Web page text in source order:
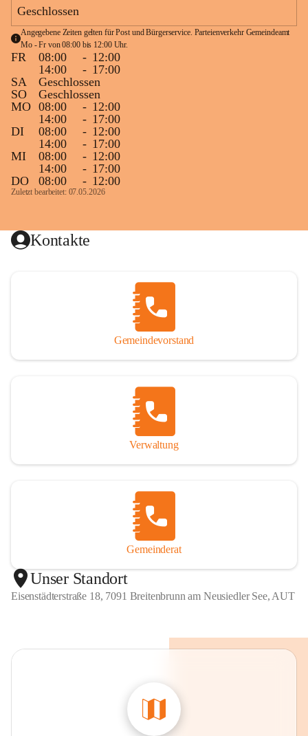
Geschlossen
Angegebene Zeiten gelten für Post und Bürgerservice. Parteienverkehr Gemeindeamt
Mo - Fr von 08:00 bis 12:00 Uhr.
FR 08:00 - 12:00
14:00
- 17:00
SA
Geschlossen
SO
Geschlossen
MO 08:00 - 12:00
14:00
- 17:00
DI
08:00 - 12:00
14:00
- 17:00
MI
08:00 - 12:00
14:00
- 17:00
DO
08:00 - 12:00
Zuletzt bearbeitet: 07.05.2026
Kontakte
Gemeindevorstand
Verwaltung
Gemeinderat
Unser Standort
Eisenstädterstraße 18, 7091 Breitenbrunn am Neusiedler See, AUT